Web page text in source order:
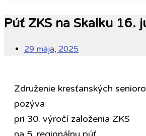
Púť ZKS na Skalku 16.
29 mája, 2025
Združenie kresťanských
pozýva
pri 30. výročí založenia ZKS